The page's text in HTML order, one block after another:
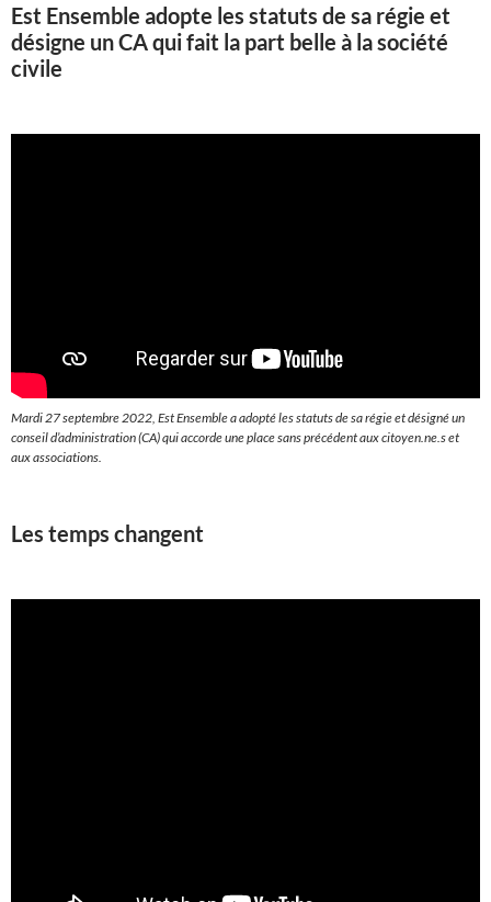
Est Ensemble adopte les statuts de sa régie et
désigne un CA qui fait la part belle à la société
civile
Mardi 27 septembre 2022, Est Ensemble a adopté les statuts de sa régie et désigné un
conseil d’administration (CA) qui accorde une place sans précédent aux citoyen.ne.s et
aux associations.
Les temps changent